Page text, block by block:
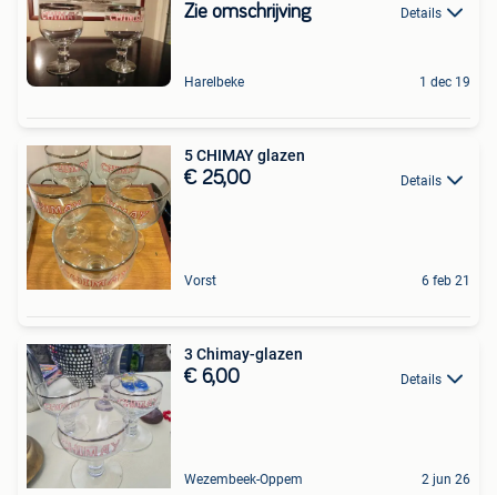
Zie omschrijving Details
Harelbeke 1 dec 19
5 CHIMAY glazen
€ 25,00 Details
Vorst 6 feb 21
3 Chimay-glazen
€ 6,00 Details
Wezembeek-Oppem 2 jun 26